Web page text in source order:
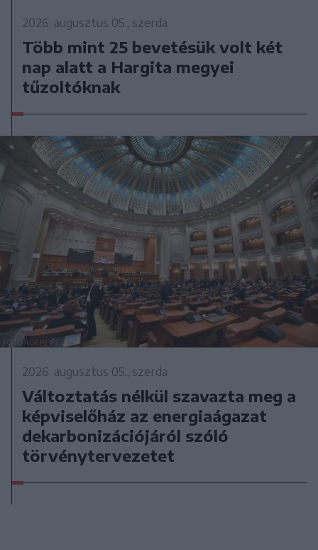
2026. augusztus 05., szerda
Több mint 25 bevetésük volt két
nap alatt a Hargita megyei
tűzoltóknak
2026. augusztus 05., szerda
Változtatás nélkül szavazta meg a
képviselőház az energiaágazat
dekarbonizációjáról szóló
törvénytervezetet